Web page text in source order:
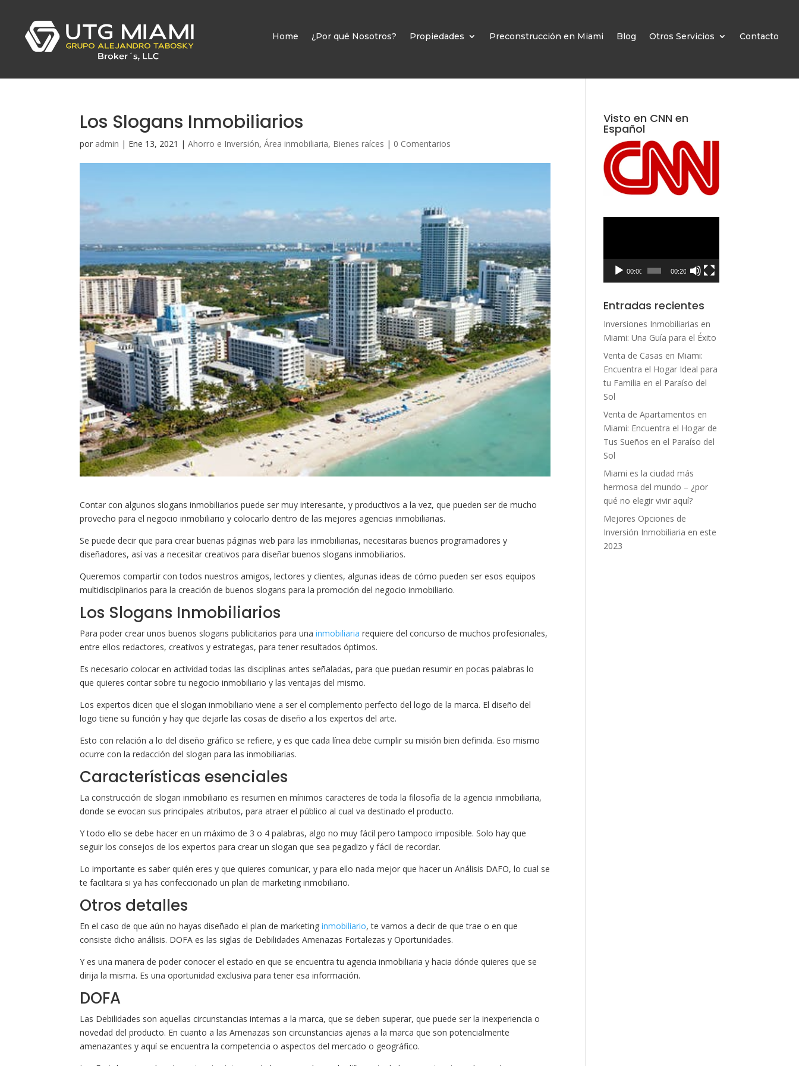
Home ¿Por qué Nosotros? Propiedades Preconstrucción en Miami Blog Otros Servicios Contacto
Los Slogans Inmobiliarios
por admin | Ene 13, 2021 |Ahorro e Inversión,Área inmobiliaria, Bienes raíces | 0 Comentarios
Contar con algunos slogans inmobiliarios puede ser muy interesante, y productivos a la vez, que pueden ser de mucho
provecho para el negocio inmobiliario y colocarlo dentro de las mejores agencias inmobiliarias.
Se puede decir que para crear buenas páginas web para las inmobiliarias, necesitaras buenos programadores y
diseñadores, así vas a necesitar creativos para diseñar buenos slogans inmobiliarios.
Queremos compartir con todos nuestros amigos, lectores y clientes, algunas ideas de cómo pueden ser esos equipos
multidisciplinarios para la creación de buenos slogans para la promoción del negocio inmobiliario.
Los Slogans Inmobiliarios
Para poder crear unos buenos slogans publicitarios para unainmobiliaria requiere del concurso de muchos profesionales,
entre ellos redactores, creativos y estrategas, para tener resultados óptimos.
Es necesario colocar en actividad todas las disciplinas antes señaladas, para que puedan resumir en pocas palabras lo
que quieres contar sobre tu negocio inmobiliario y las ventajas del mismo.
Los expertos dicen que el slogan inmobiliario viene a ser el complemento perfecto del logo de la marca. El diseño del
logo tiene su función y hay que dejarle las cosas de diseño a los expertos del arte.
Esto con relación a lo del diseño gráfico se refiere, y es que cada línea debe cumplir su misión bien definida. Eso mismo
ocurre con la redacción del slogan para las inmobiliarias.
Características esenciales
La construcción de slogan inmobiliario es resumen en mínimos caracteres de toda la filosofía de la agencia inmobiliaria,
donde se evocan sus principales atributos, para atraer el público al cual va destinado el producto.
Y todo ello se debe hacer en un máximo de 3 o 4 palabras, algo no muy fácil pero tampoco imposible. Solo hay que
seguir los consejos de los expertos para crear un slogan que sea pegadizo y fácil de recordar.
Lo importante es saber quién eres y que quieres comunicar, y para ello nada mejor que hacer un Análisis DAFO, lo cual se
te facilitara si ya has confeccionado un plan de marketing inmobiliario.
Otros detalles
En el caso de que aún no hayas diseñado el plan de marketinginmobiliario, te vamos a decir de que trae o en que
consiste dicho análisis. DOFA es las siglas de Debilidades Amenazas Fortalezas y Oportunidades.
Y es una manera de poder conocer el estado en que se encuentra tu agencia inmobiliaria y hacia dónde quieres que se
dirija la misma. Es una oportunidad exclusiva para tener esa información.
DOFA
Las Debilidades son aquellas circunstancias internas a la marca, que se deben superar, que puede ser la inexperiencia o
novedad del producto. En cuanto a las Amenazas son circunstancias ajenas a la marca que son potencialmente
amenazantes y aquí se encuentra la competencia o aspectos del mercado o geográfico.
Visto en CNN en
Español
00:00 00:20
Entradas recientes
Inversiones Inmobiliarias en
Miami: Una Guía para el Éxito
Venta de Casas en Miami:
Encuentra el Hogar Ideal para
tu Familia en el Paraíso del
Sol
Venta de Apartamentos en
Miami: Encuentra el Hogar de
Tus Sueños en el Paraíso del
Sol
Miami es la ciudad más
hermosa del mundo – ¿por
qué no elegir vivir aquí?
Mejores Opciones de
Inversión Inmobiliaria en este
2023